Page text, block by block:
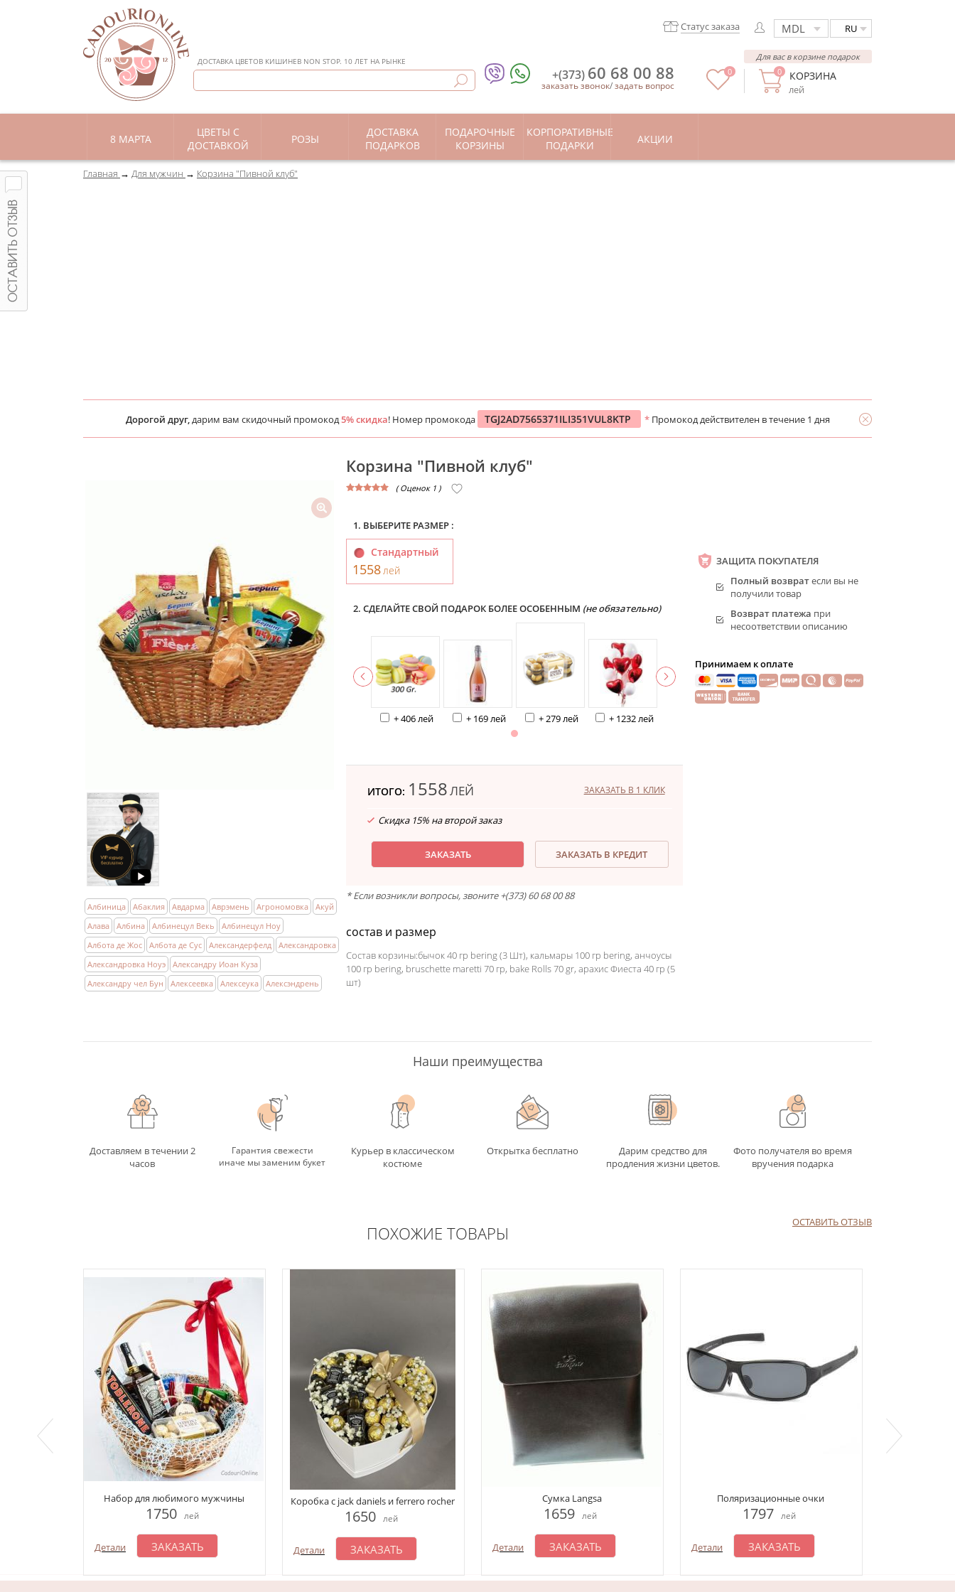
ДОСТАВКА ЦВЕТОВ КИШИНЕВ NON STOP. 10 ЛЕТ НА РЫНКЕ
RU
Статус заказа
КОРЗИНА
лей
0
Для вас в корзине подарок
0
+(373) 60 68 00 88
заказать звонок/задать вопрос
8 МАРТА
ЦВЕТЫ С
ДОСТАВКОЙ
РОЗЫ
ДОСТАВКА
ПОДАРКОВ
ПОДАРОЧНЫЕ
КОРЗИНЫ
КОРПОРАТИВНЫЕ
ПОДАРКИ
АКЦИИ
Главная Для мужчин Корзина "Пивной клуб"
Дорогой друг,дарим вам скидочный промокод5% скидка! Номер промокода TGJ2AD7565371ILI351VUL8KTP * Промокод действителен в течение 1 дня
Албиница Абаклия Авдарма Аврэмень Агрономовка
Акуй
Алава
Албина Албинецул Векь
Албинецул Ноу
Албота де Жос
Албота де Сус Александерфелд
Александровка
Александровка Ноуэ
Александру Иоан Куза
Александру чел Бун
Алексеевка Алексеука Алексэндрень
Корзина "Пивной клуб"
( Оценок 1 )
1. ВЫБЕРИТЕ РАЗМЕР :
Стандартный
1558 лей
2. СДЕЛАЙТЕ СВОЙ ПОДАРОК БОЛЕЕ ОСОБЕННЫМ (не обязательно)
+ 406 лей + 169 лей + 279 лей + 1232 лей
ИТОГО: 1558ЛЕЙ ЗАКАЗАТЬ В 1 КЛИК
Скидка 15% на второй заказ
ЗАКАЗАТЬ ЗАКАЗАТЬ В КРЕДИТ
* Если возникли вопросы, звоните +(373) 60 68 00 88
состав и размер
Состав корзины:бычок 40 гр bering (3 Шт), кальмары 100 гр bering, анчоусы
100 гр bering, bruschette maretti 70 гр, bake Rolls 70 gr, арахис Фиеста 40 гр (5
шт)
ЗАЩИТА ПОКУПАТЕЛЯ
Полный возвратесли вы не
получили товар
Возврат платежа при
несоответствии описанию
Принимаем к оплате
Наши преимущества
Доставляем в течении 2
часов
Гарантия свежести
иначе мы заменим букет
Курьер в классическом
костюме
Открытка бесплатно
Дарим средство для
продления жизни цветов.
Фото получателя во время
вручения подарка
ОСТАВИТЬ ОТЗЫВ
ПОХОЖИЕ ТОВАРЫ
Набор для любимого мужчины
1750 лей
Детали ЗАКАЗАТЬ
Коробка с jack daniels и ferrero rocher
1650 лей
Детали ЗАКАЗАТЬ
Сумка Langsa
1659 лей
Детали ЗАКАЗАТЬ
Поляризационные очки
1797 лей
Детали ЗАКАЗАТЬ